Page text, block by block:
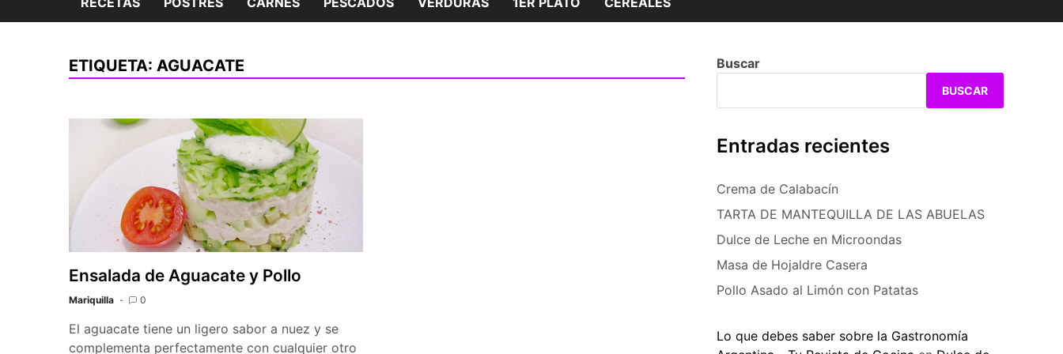
ETIQUETA: AGUACATE
Ensalada de Aguacate y Pollo
Mariquilla 0
El aguacate tiene un ligero sabor a nuez y se
complementa perfectamente con cualquier otro
Buscar
BUSCAR
Entradas recientes
Crema de Calabacín
TARTA DE MANTEQUILLA DE LAS ABUELAS
Dulce de Leche en Microondas
Masa de Hojaldre Casera
Pollo Asado al Limón con Patatas
Lo que debes saber sobre la Gastronomía